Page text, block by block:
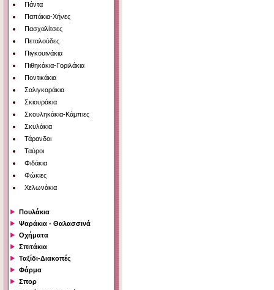
Πάντα
Παπάκια-Χήνες
Πασχαλίτσες
Πεταλούδες
Πιγκουινάκια
Πιθηκάκια-Γοριλάκια
Ποντικάκια
Σαλιγκαράκια
Σκιουράκια
Σκουληκάκια-Κάμπιες
Σκυλάκια
Τάρανδοι
Ταύροι
Φιδάκια
Φώκιες
Χελωνάκια
Πουλάκια
Ψαράκια - Θαλασσινά
Οχήματα
Σπιτάκια
Ταξίδι-Διακοπές
Φάρμα
Σπορ